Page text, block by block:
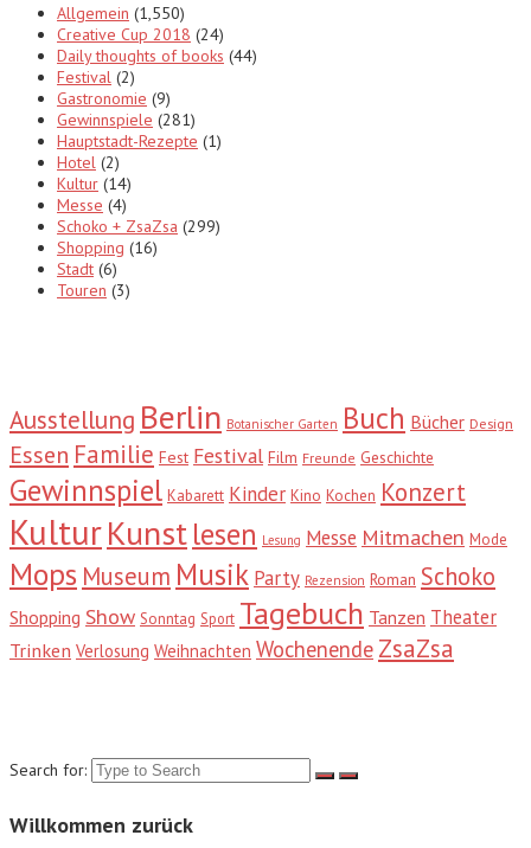
Allgemein (1,550)
Creative Cup 2018 (24)
Daily thoughts of books (44)
Festival (2)
Gastronomie (9)
Gewinnspiele (281)
Hauptstadt-Rezepte (1)
Hotel (2)
Kultur (14)
Messe (4)
Schoko + ZsaZsa (299)
Shopping (16)
Stadt (6)
Touren (3)
Ausstellung Berlin Botanischer Garten Buch Bücher Design
Essen Familie Fest Festival Film Freunde Geschichte
Gewinnspiel Kabarett Kinder Kino Kochen Konzert
KulturKunstlesen Lesung Messe Mitmachen Mode
Mops Museum Musik Party Rezension Roman Schoko
Shopping Show Sonntag Sport Tagebuch Tanzen Theater
Trinken Verlosung Weihnachten Wochenende ZsaZsa
Search for:
Willkommen zurück